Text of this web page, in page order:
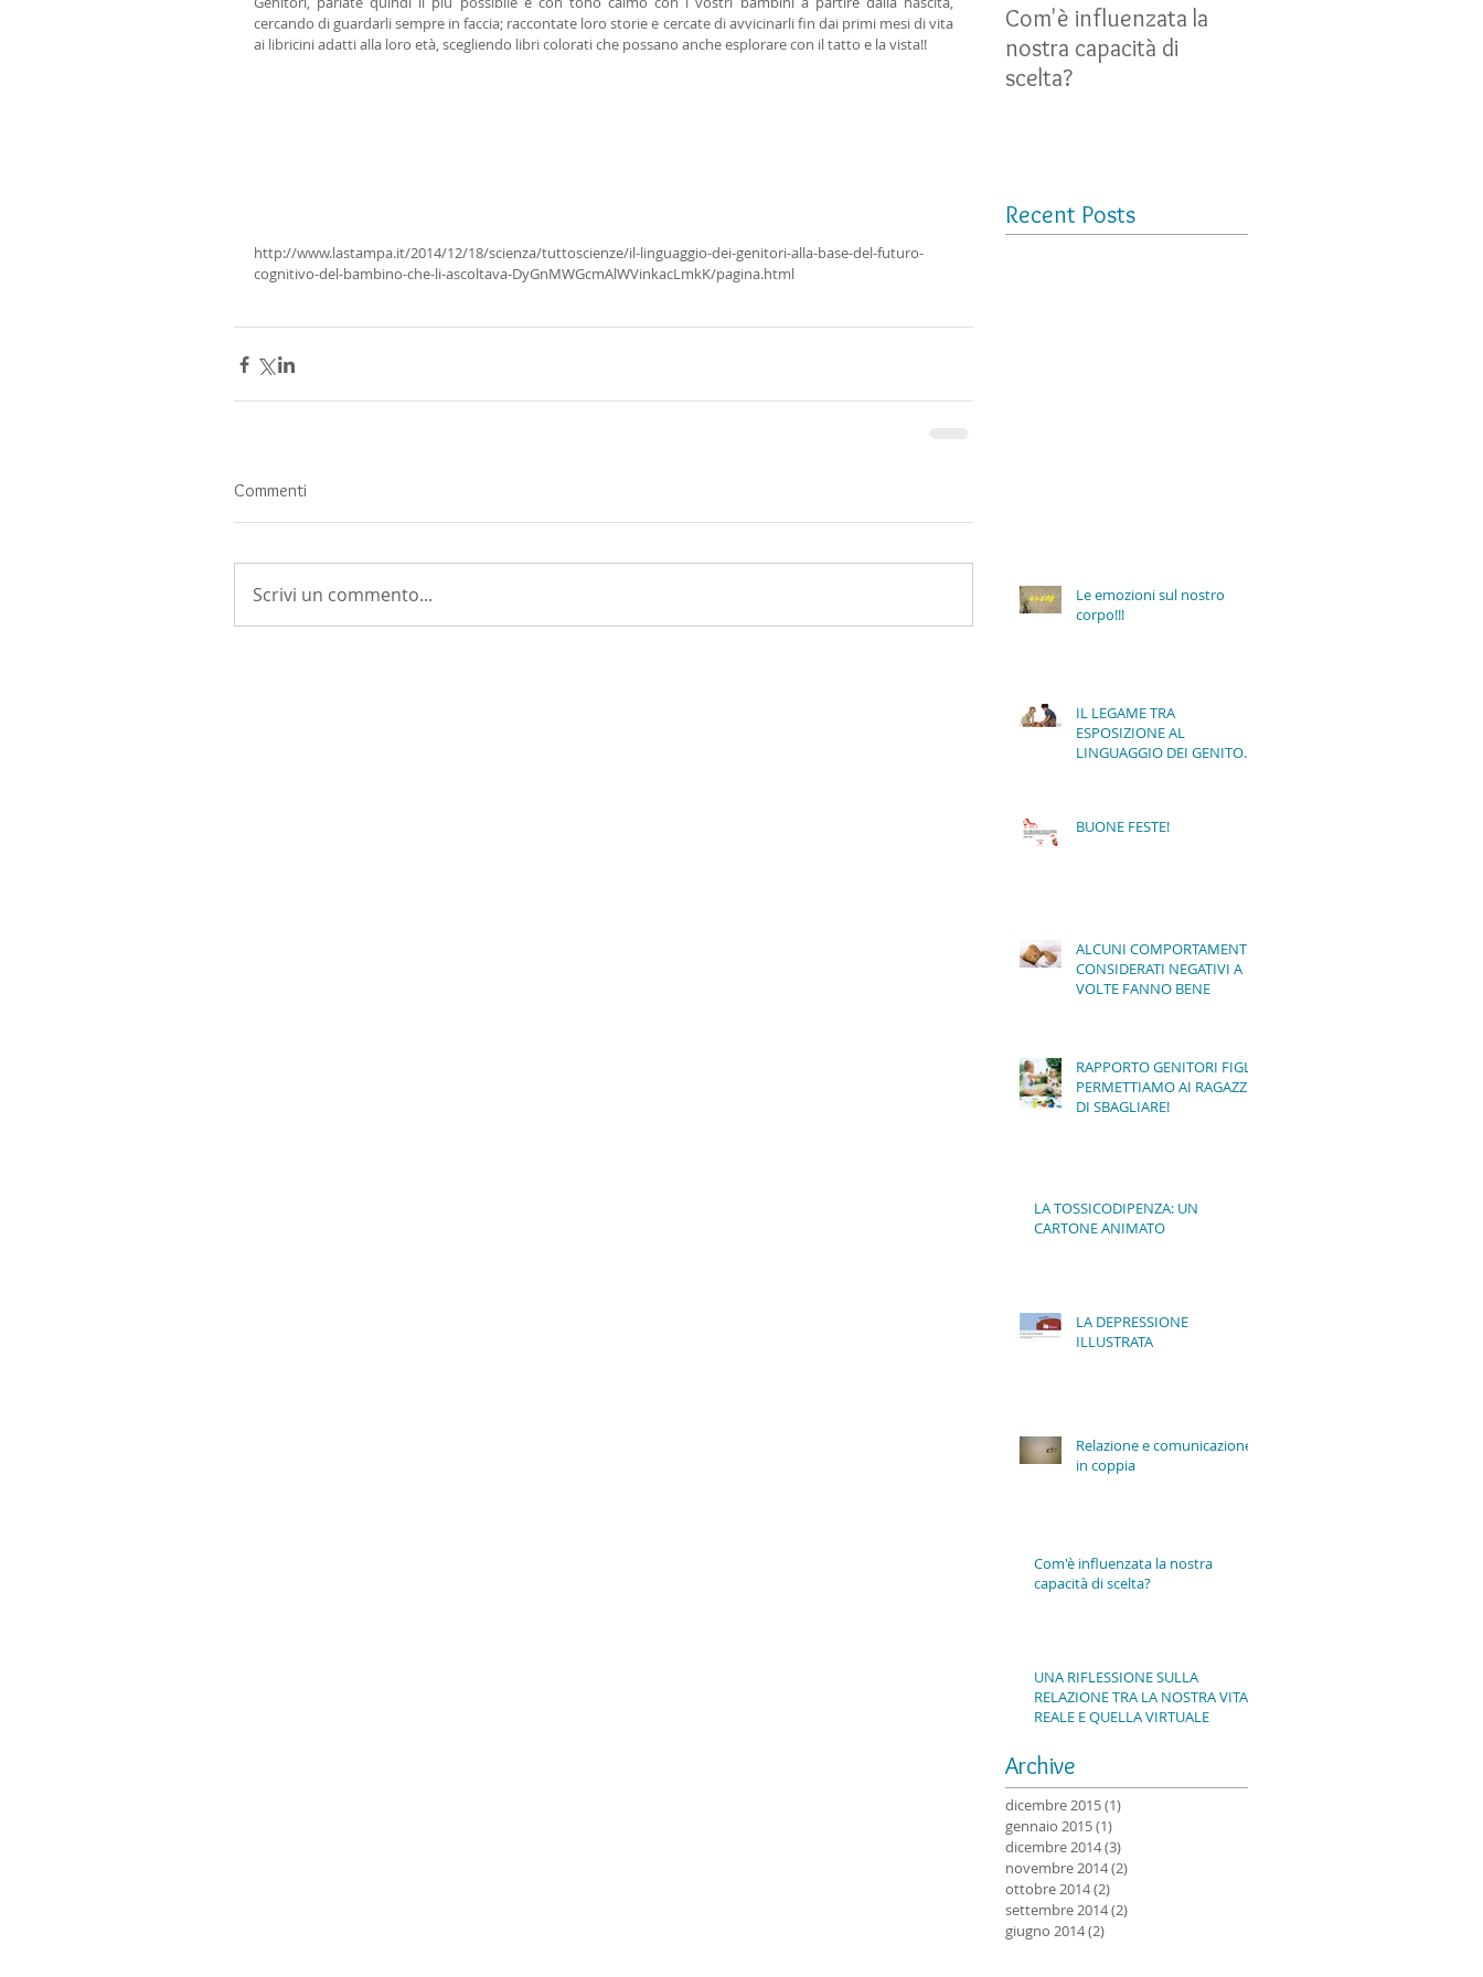
cercando di guardarli sempre in faccia; raccontate loro storie e cercate di avvicinarli fin dai primi mesi di vita
ai libricini adatti alla loro età, scegliendo libri colorati che possano anche esplorare con il tatto e la vista!!
http://www.lastampa.it/2014/12/18/scienza/tuttoscienze/il-linguaggio-dei-genitori-alla-base-del-futuro-
cognitivo-del-bambino-che-li-ascoltava-DyGnMWGcmAlWVinkacLmkK/pagina.html
Commenti
Scrivi un commento...
Com'è influenzata la
nostra capacità di
scelta?
Recent Posts
Le emozioni sul nostro
corpo!!!
IL LEGAME TRA
ESPOSIZIONE AL
LINGUAGGIO DEI GENITORI
BUONE FESTE!
ALCUNI COMPORTAMENTI
CONSIDERATI NEGATIVI A
VOLTE FANNO BENE
RAPPORTO GENITORI FIGLI:
PERMETTIAMO AI RAGAZZI
DI SBAGLIARE!
LA TOSSICODIPENZA: UN
CARTONE ANIMATO
LA DEPRESSIONE
ILLUSTRATA
Relazione e comunicazione
in coppia
Com'è influenzata la nostra
capacità di scelta?
UNA RIFLESSIONE SULLA
RELAZIONE TRA LA NOSTRA VITA
REALE E QUELLA VIRTUALE
Archive
dicembre 2015(1)
gennaio 2015(1)
dicembre 2014(3)
novembre 2014(2)
ottobre 2014(2)
settembre 2014(2)
giugno 2014(2)